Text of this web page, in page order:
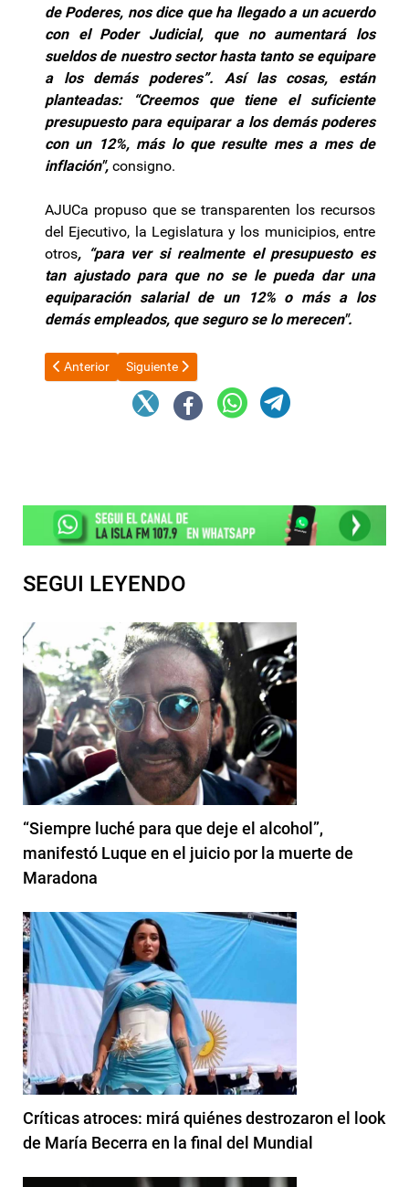
de Poderes, nos dice que ha llegado a un acuerdo
con el Poder Judicial, que no aumentará los
sueldos de nuestro sector hasta tanto se equipare
a los demás poderes”. Así las cosas, están
planteadas: “Creemos que tiene el suficiente
presupuesto para equiparar a los demás poderes
con un 12%, más lo que resulte mes a mes de
inflación", consigno.
AJUCa propuso que se transparenten los recursos
del Ejecutivo, la Legislatura y los municipios, entre
otros, “para ver si realmente el presupuesto es
tan ajustado para que no se le pueda dar una
equiparación salarial de un 12% o más a los
demás empleados, que seguro se lo merecen".
Artículo anterior: Jalil se reunió con autoridades del Tribunal
Anterior Artículo siguiente: Con la presencia de Javier
Siguiente
SEGUI LEYENDO
“Siempre luché para que deje el alcohol”,
manifestó Luque en el juicio por la muerte de
Maradona
Críticas atroces: mirá quiénes destrozaron el look
de María Becerra en la final del Mundial